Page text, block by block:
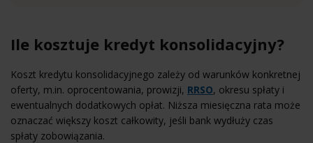
Ile kosztuje kredyt konsolidacyjny?
Koszt kredytu konsolidacyjnego zależy od warunków konkretnej
oferty, m.in. oprocentowania, prowizji, RRSO, okresu spłaty i
ewentualnych dodatkowych opłat. Niższa miesięczna rata może
oznaczać większy koszt całkowity, jeśli bank wydłuży czas
spłaty zobowiązania.